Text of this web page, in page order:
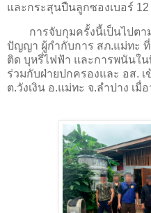
และกระสุนปืนลูกซองเบอร์
การจับกุมครั้งนี้เป็นไปต
ปัญญา ผู้กำกับการ สภ.แม่ทะ ที่
ติด บุหรี่ไฟฟ้า และการพนันใ
ร่วมกับฝ่ายปกครองและ อส.
ต.วังเงิน อ.แม่ทะ จ.ลำปาง เ